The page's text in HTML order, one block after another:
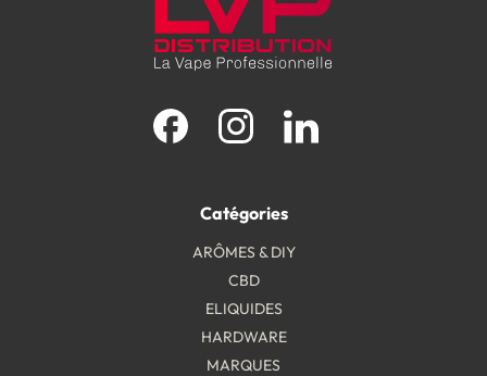
Catégories
ARÔMES & DIY
CBD
ELIQUIDES
HARDWARE
MARQUES
Facebook Instagram